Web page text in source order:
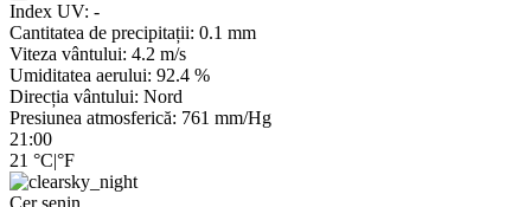
Index UV: -
Cantitatea de precipitații: 0.1 mm
Viteza vântului: 4.2 m/s
Umiditatea aerului: 92.4 %
Direcția vântului: Nord
Presiunea atmosferică: 761 mm/Hg
21:00
21 °C|°F